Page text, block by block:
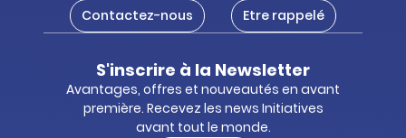
Contactez-nous
Etre rappelé
S'inscrire à la Newsletter
Avantages, offres et nouveautés en avant
première. Recevez les news Initiatives
avant tout le monde.